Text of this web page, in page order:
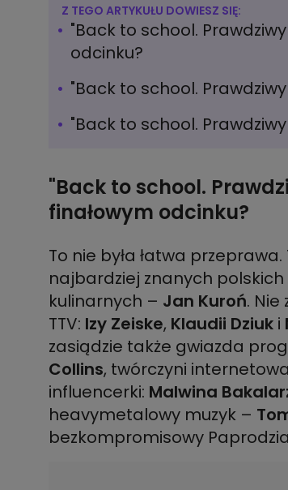
Z TEGO ARTYKUŁU DOWIESZ SIĘ:
"Back to school.
odcinku?
"Back to school.
"Back to school.
"Back to school.
finałowym odcinku?
To nie była łatwa
najbardziej znanych
kulinarnych – Jan Kuroń.
TTV: Izy Zeiske, Klaudii Dziuk i
zasiądzie także gwiazda
Collins, twórczyni
influencerki: Malwina
heavymetalowy muzyk –
bezkompromisowy